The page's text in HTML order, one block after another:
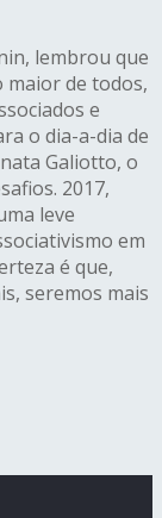
lembrou que
maior de todos,
e
o dia-a-dia de
Galiotto, o
2017,
leve
em
é que,
seremos mais